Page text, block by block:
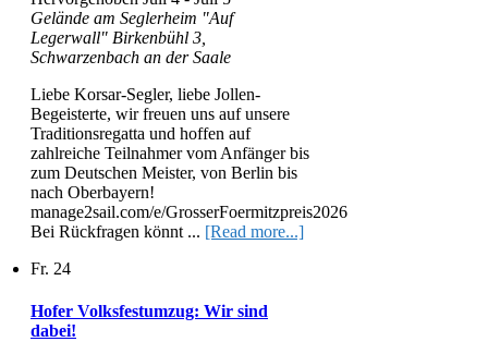
Gelände am Seglerheim "Auf
Legerwall" Birkenbühl 3,
Schwarzenbach an der Saale
Liebe Korsar-Segler, liebe Jollen-
Begeisterte, wir freuen uns auf unsere
Traditionsregatta und hoffen auf
zahlreiche Teilnahmer vom Anfänger bis
zum Deutschen Meister, von Berlin bis
nach Oberbayern!
manage2sail.com/e/GrosserFoermitzpreis2026
Bei Rückfragen könnt ... [Read more...]
Fr. 24
Hofer Volksfestumzug: Wir sind
dabei!